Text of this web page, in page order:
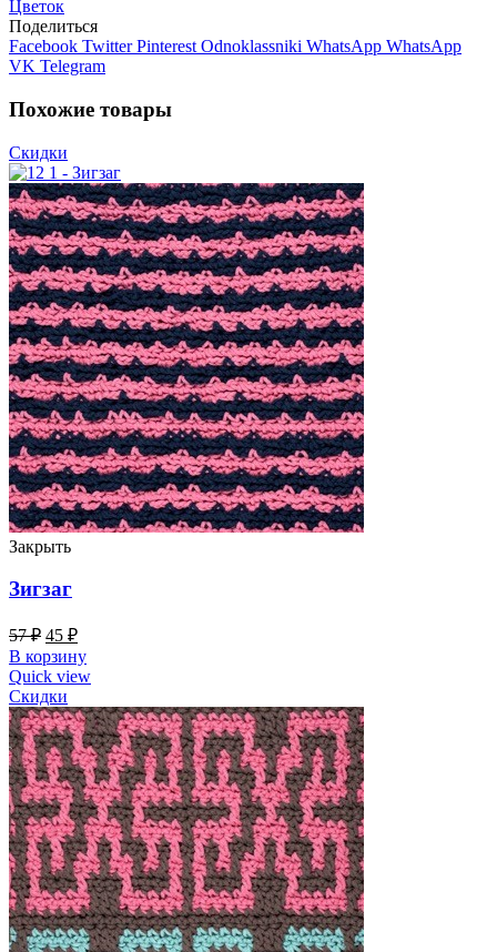
Цветок
Поделиться
Facebook Twitter Pinterest Odnoklassniki WhatsApp WhatsApp
VK Telegram
Похожие товары
Скидки
Закрыть
Зигзаг
57₽ 45 ₽
В корзину
Quick view
Скидки